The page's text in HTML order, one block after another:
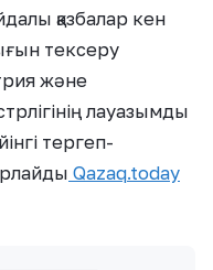
қазбалар кен
тексеру
және
лауазымды
тергеп-
Qazaq.today